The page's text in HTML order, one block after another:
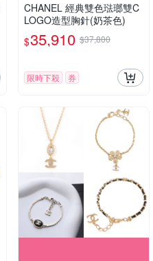
CHANEL 經典雙色琺瑯雙C
LOGO造型胸針(奶茶色)
$35,910 $37,800
限時下殺 券